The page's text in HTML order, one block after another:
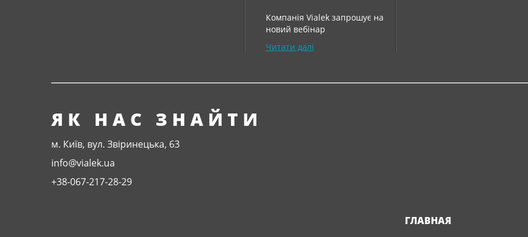
Компанія Vialek запрошує на
новий вебінар
Читати далі
ЯК НАС ЗНАЙТИ
м. Київ, вул. Звіринецька, 63
info@vialek.ua
+38-067-217-28-29
ГЛАВНАЯ